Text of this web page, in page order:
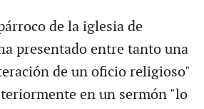
de la iglesia de
presentado entre tanto una
de un oficio religioso"
en un sermón "lo